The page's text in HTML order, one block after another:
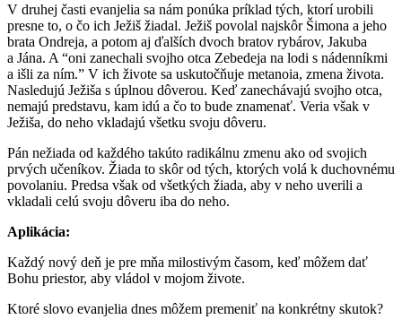
V druhej časti evanjelia sa nám ponúka príklad tých, ktorí urobili
presne to, o čo ich Ježiš žiadal. Ježiš povolal najskôr Šimona a jeho
brata Ondreja, a potom aj ďalších dvoch bratov rybárov, Jakuba
a Jána. A “oni zanechali svojho otca Zebedeja na lodi s nádenníkmi
a išli za ním.” V ich živote sa uskutočňuje metanoia, zmena života.
Nasledujú Ježiša s úplnou dôverou. Keď zanechávajú svojho otca,
nemajú predstavu, kam idú a čo to bude znamenať. Veria však v
Ježiša, do neho vkladajú všetku svoju dôveru.
Pán nežiada od každého takúto radikálnu zmenu ako od svojich
prvých učeníkov. Žiada to skôr od tých, ktorých volá k duchovnému
povolaniu. Predsa však od všetkých žiada, aby v neho uverili a
vkladali celú svoju dôveru iba do neho.
Aplikácia:
Každý nový deň je pre mňa milostivým časom, keď môžem dať
Bohu priestor, aby vládol v mojom živote.
Ktoré slovo evanjelia dnes môžem premeniť na konkrétny skutok?